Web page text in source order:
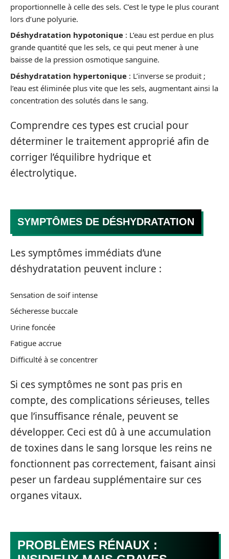
proportionnelle à celle des sels. C’est le type le plus courant
lors d’une polyurie.
Déshydratation hypotonique : L’eau est perdue en plus
grande quantité que les sels, ce qui peut mener à une
baisse de la pression osmotique sanguine.
Déshydratation hypertonique : L’inverse se produit ;
l’eau est éliminée plus vite que les sels, augmentant ainsi la
concentration des solutés dans le sang.
Comprendre ces types est crucial pour
déterminer le traitement approprié afin de
corriger l’équilibre hydrique et
électrolytique.
SYMPTÔMES DE DÉSHYDRATATION
Les symptômes immédiats d’une
déshydratation peuvent inclure :
Sensation de soif intense
Sécheresse buccale
Urine foncée
Fatigue accrue
Difficulté à se concentrer
Si ces symptômes ne sont pas pris en
compte, des complications sérieuses, telles
que l’insuffisance rénale, peuvent se
développer. Ceci est dû à une accumulation
de toxines dans le sang lorsque les reins ne
fonctionnent pas correctement, faisant ainsi
peser un fardeau supplémentaire sur ces
organes vitaux.
PROBLÈMES RÉNAUX :